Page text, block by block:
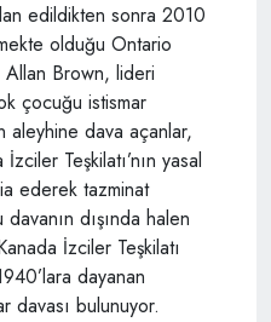
edildikten sonra 2010
olduğu Ontario
Allan Brown, lideri
çocuğu istismar
aleyhine dava açanlar,
Teşkilatı’nın yasal
ederek tazminat
dışında halen
İzciler Teşkilatı
dayanan
davası bulunuyor.